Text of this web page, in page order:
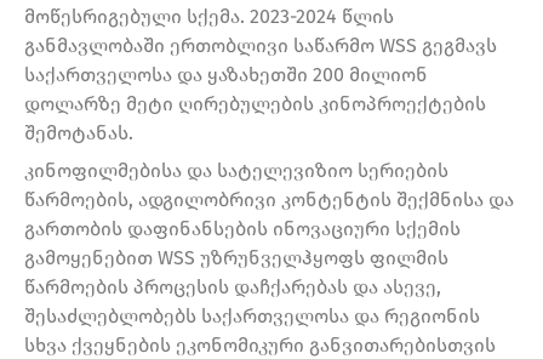
მოწესრიგებული სქემა. 2023-2024 წლის
განმავლობაში ერთობლივი საწარმო WSS გეგმავს
საქართველოსა და ყაზახეთში 200 მილიონ
დოლარზე მეტი ღირებულების კინოპროექტების
შემოტანას.
კინოფილმებისა და სატელევიზიო სერიების
წარმოების, ადგილობრივი კონტენტის შექმნისა და
გართობის დაფინანსების ინოვაციური სქემის
გამოყენებით WSS უზრუნველჰყოფს ფილმის
წარმოების პროცესის დაჩქარებას და ასევე,
შესაძლებლობებს საქართველოსა და რეგიონის
სხვა ქვეყნების ეკონომიკური განვითარებისთვის